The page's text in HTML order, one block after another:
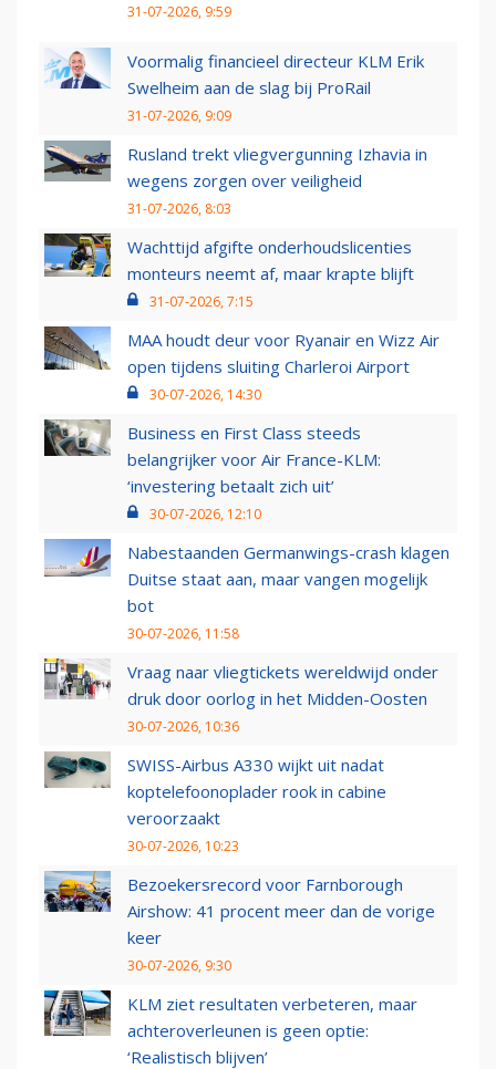
31-07-2026, 9:59
Voormalig financieel directeur KLM Erik
Swelheim aan de slag bij ProRail
31-07-2026, 9:09
Rusland trekt vliegvergunning Izhavia in
wegens zorgen over veiligheid
31-07-2026, 8:03
Wachttijd afgifte onderhoudslicenties
monteurs neemt af, maar krapte blijft
31-07-2026, 7:15
MAA houdt deur voor Ryanair en Wizz Air
open tijdens sluiting Charleroi Airport
30-07-2026, 14:30
Business en First Class steeds
belangrijker voor Air France-KLM:
‘investering betaalt zich uit’
30-07-2026, 12:10
Nabestaanden Germanwings-crash klagen
Duitse staat aan, maar vangen mogelijk
bot
30-07-2026, 11:58
Vraag naar vliegtickets wereldwijd onder
druk door oorlog in het Midden-Oosten
30-07-2026, 10:36
SWISS-Airbus A330 wijkt uit nadat
koptelefoonoplader rook in cabine
veroorzaakt
30-07-2026, 10:23
Bezoekersrecord voor Farnborough
Airshow: 41 procent meer dan de vorige
keer
30-07-2026, 9:30
KLM ziet resultaten verbeteren, maar
achteroverleunen is geen optie:
‘Realistisch blijven’